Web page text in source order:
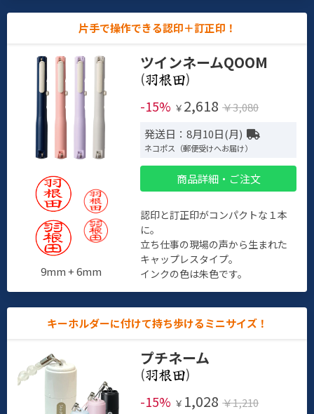
片手で操作できる認印＋訂正印！
9mm + 6mm
ツインネームQOOM
(
)
-15% ￥ 2,618 ￥3,080
発送日：8月10日(月)
ネコポス（郵便受けへお届け）
商品詳細・ご注文
認印と訂正印がコンパクトな１本
に。
立ち仕事の現場の声から生まれた
キャップレスタイプ。
インクの色は朱色です。
キーホルダーに付けて持ち歩けるミニサイズ！
プチネーム
(
)
-15% ￥ 1,028 ￥1,210